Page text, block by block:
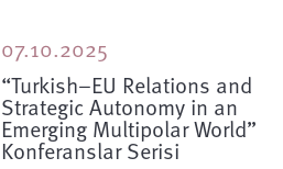
07.10.2025
“Turkish–EU Relations and
Strategic Autonomy in an
Emerging Multipolar World”
Konferanslar Serisi